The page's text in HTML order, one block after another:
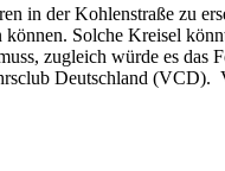
in der Kohlenstraße zu
Solche Kreisel
zugleich würde es
Deutschland